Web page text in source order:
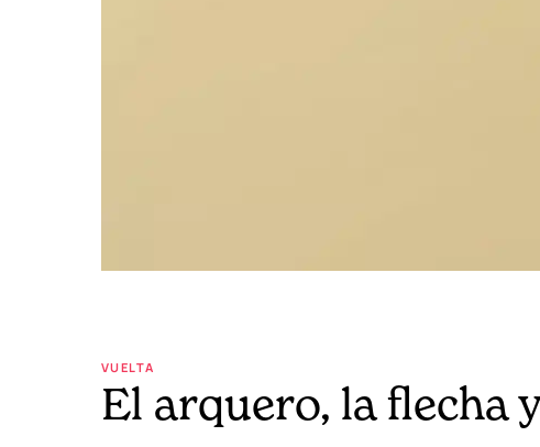
VUELTA
El arquero, la flecha